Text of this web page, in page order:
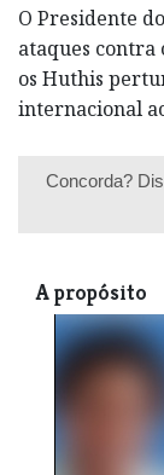
O Presidente
ataques contra
os Huthis
internacional
Concorda?
A propósito